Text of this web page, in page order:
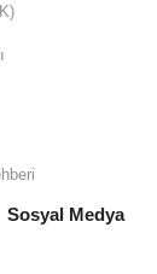
Sosyal Medya